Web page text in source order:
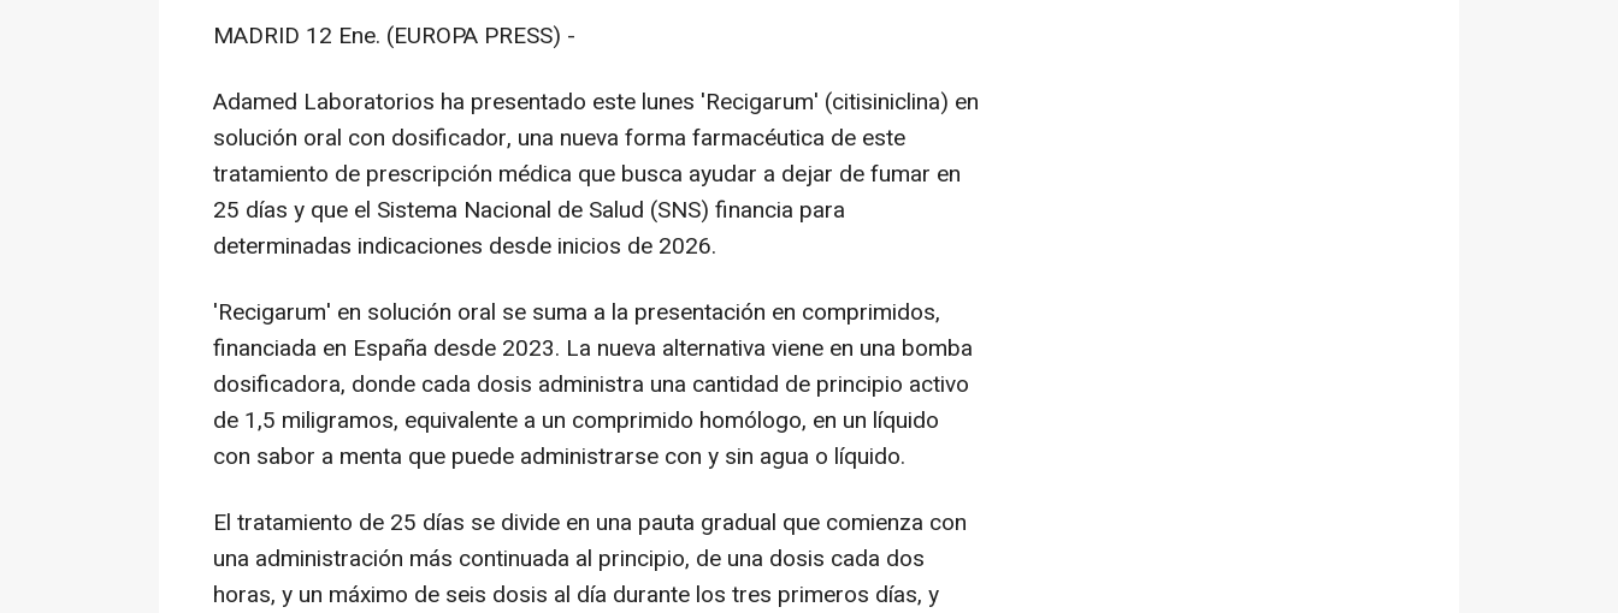
MADRID 12 Ene. (EUROPA PRESS) -
Adamed Laboratorios ha presentado este lunes 'Recigarum' (citisiniclina) en
solución oral con dosificador, una nueva forma farmacéutica de este
tratamiento de prescripción médica que busca ayudar a dejar de fumar en
25 días y que el Sistema Nacional de Salud (SNS) financia para
determinadas indicaciones desde inicios de 2026.
'Recigarum' en solución oral se suma a la presentación en comprimidos,
financiada en España desde 2023. La nueva alternativa viene en una bomba
dosificadora, donde cada dosis administra una cantidad de principio activo
de 1,5 miligramos, equivalente a un comprimido homólogo, en un líquido
con sabor a menta que puede administrarse con y sin agua o líquido.
El tratamiento de 25 días se divide en una pauta gradual que comienza con
una administración más continuada al principio, de una dosis cada dos
horas, y un máximo de seis dosis al día durante los tres primeros días, y